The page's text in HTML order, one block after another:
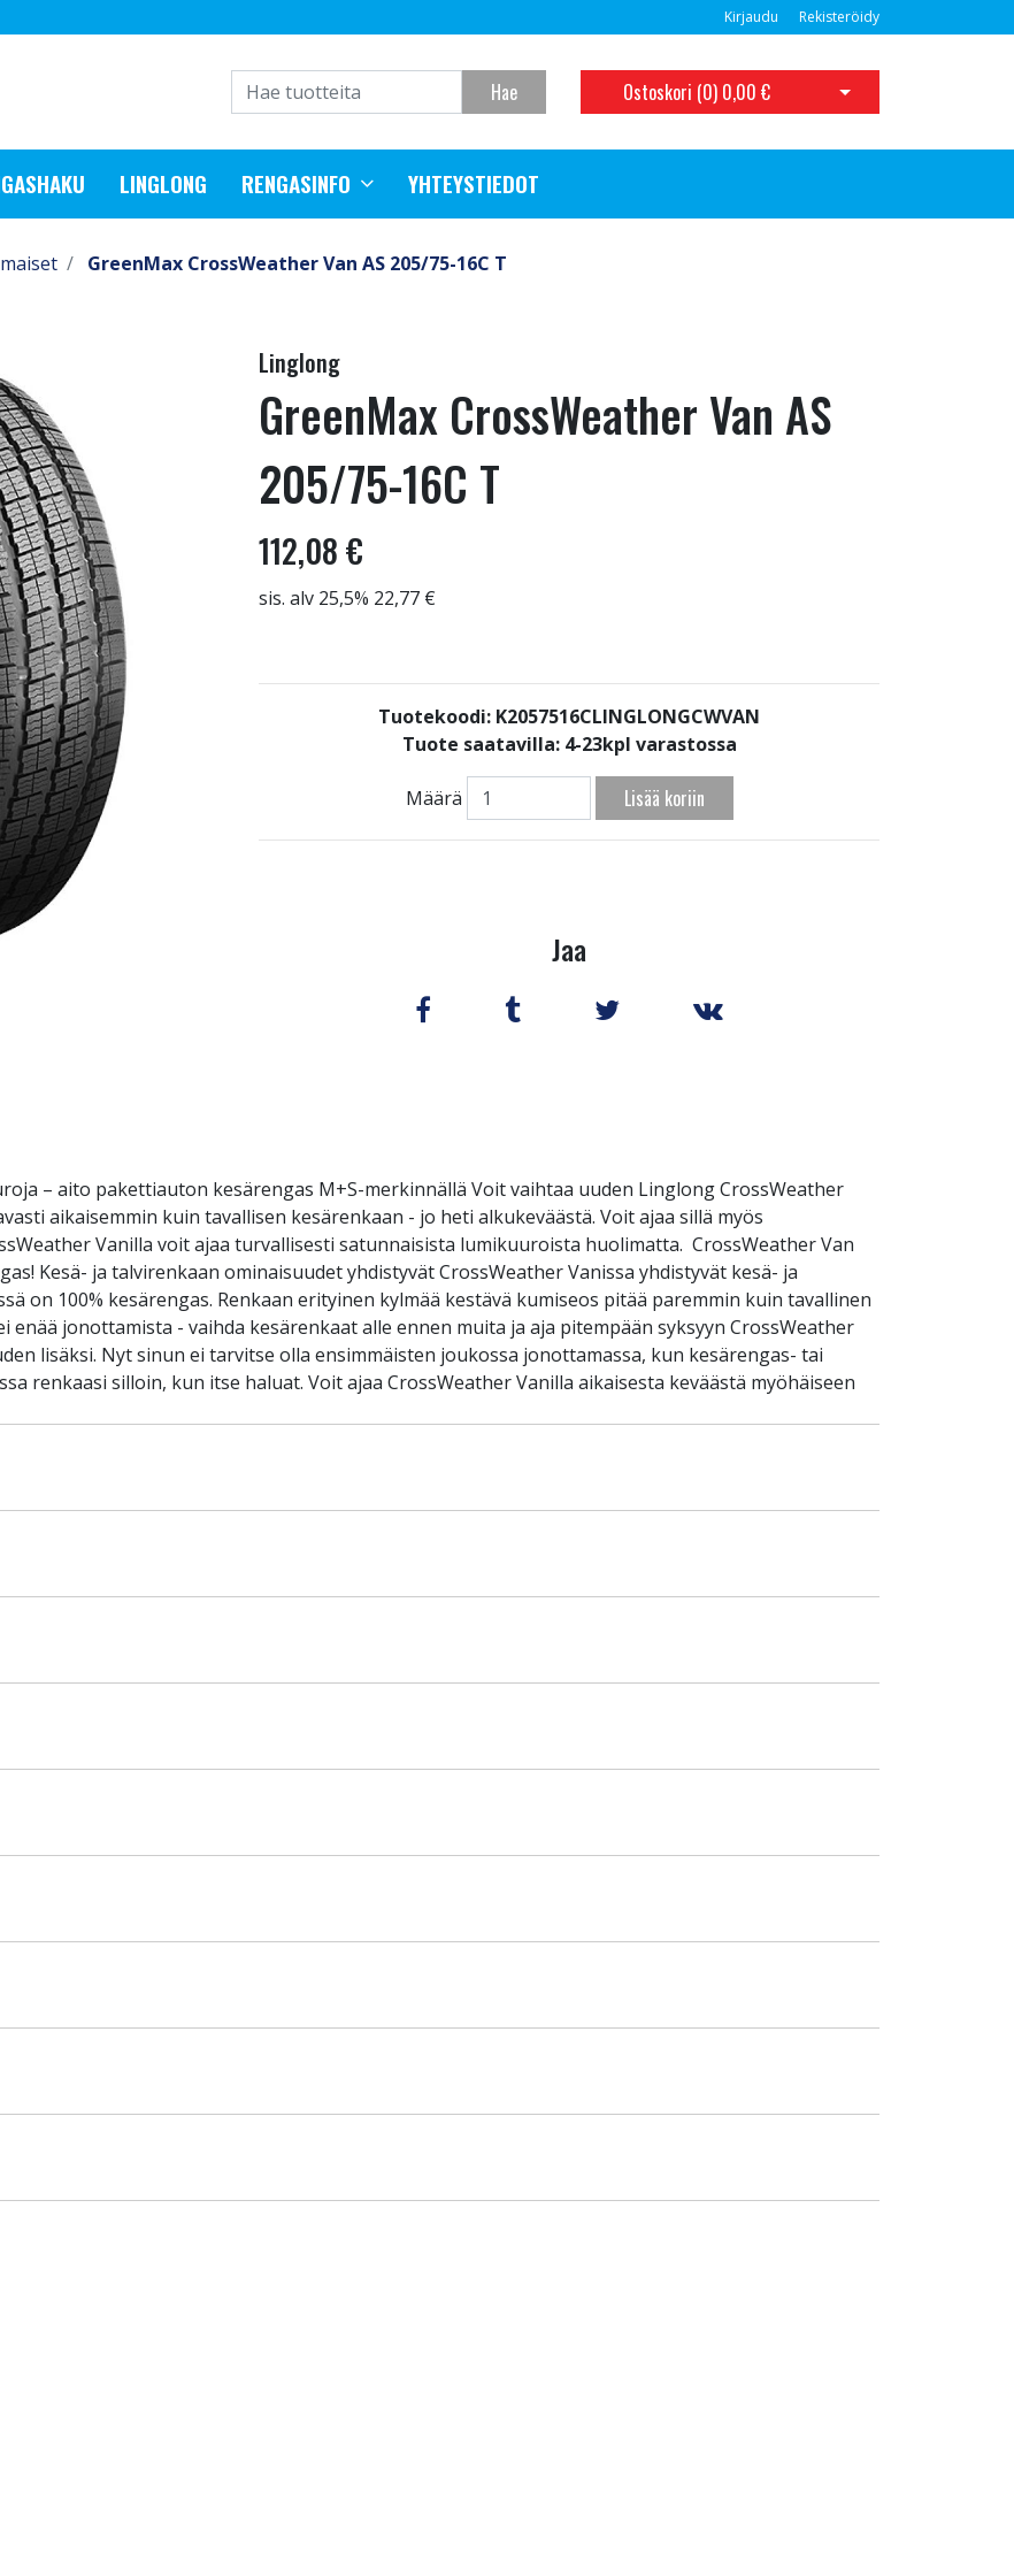
Kirjaudu Rekisteröidy
Hae Ostoskori (0) 0,00 € Avaa ostoskori
LINGLONG RENGASINFO YHTEYSTIEDOT
GreenMax CrossWeather Van AS 205/75-16C T
Linglong
GreenMax CrossWeather Van AS
205/75-16C T
112,08 €
sis. alv 25,5% 22,77 €
Tuotekoodi: K2057516CLINGLONGCWVAN
Tuote saatavilla: 4-23kpl varastossa
Määrä Lisää koriin
Jaa
– aito pakettiauton kesärengas M+S-merkinnällä Voit vaihtaa uuden Linglong CrossWeather
aikaisemmin kuin tavallisen kesärenkaan - jo heti alkukeväästä. Voit ajaa sillä myös
Vanilla voit ajaa turvallisesti satunnaisista lumikuuroista huolimatta. CrossWeather Van
Kesä- ja talvirenkaan ominaisuudet yhdistyvät CrossWeather Vanissa yhdistyvät kesä- ja
on 100% kesärengas. Renkaan erityinen kylmää kestävä kumiseos pitää paremmin kuin tavallinen
jonottamista - vaihda kesärenkaat alle ennen muita ja aja pitempään syksyyn CrossWeather
lisäksi. Nyt sinun ei tarvitse olla ensimmäisten joukossa jonottamassa, kun kesärengas- tai
renkaasi silloin, kun itse haluat. Voit ajaa CrossWeather Vanilla aikaisesta keväästä myöhäiseen